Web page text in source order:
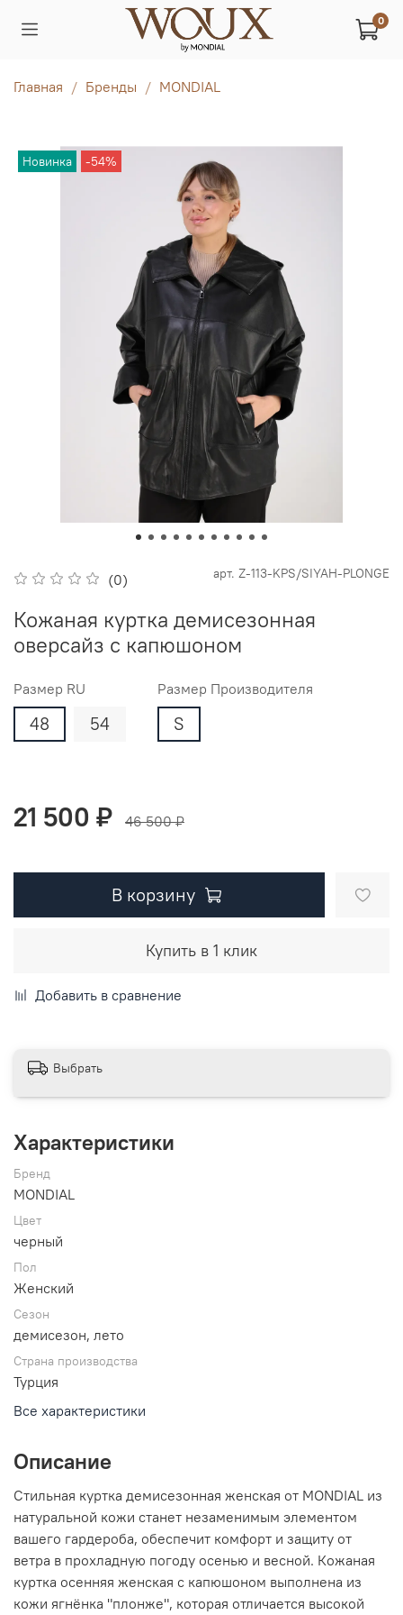
0
Главная Бренды MONDIAL
Новинка -54%
(0) арт. Z-113-KPS/SIYAH-PLONGE
Кожаная куртка демисезонная
оверсайз с капюшоном
Размер RU
48 54
Размер Производителя
S
21 500 ₽ 46 500 ₽
В корзину
Купить в 1 клик
Добавить в сравнение
Выбрать
Характеристики
Бренд
MONDIAL
Цвет
черный
Пол
Женский
Сезон
демисезон, лето
Страна производства
Турция
Все характеристики
Описание
Стильная куртка демисезонная женская от MONDIAL из
натуральной кожи станет незаменимым элементом
вашего гардероба, обеспечит комфорт и защиту от
ветра в прохладную погоду осенью и весной. Кожаная
куртка осенняя женская с капюшоном выполнена из
кожи ягнёнка "плонже", которая отличается высокой